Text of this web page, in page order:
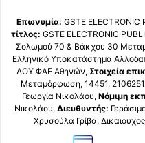
Επωνυμία: GSTE ELECTRONIC
τίτλος: GSTE ELECTRONIC
Σολωμού 70 & Βάκχου 30
Ελληνικό Υποκατάστημα
ΔΟΥ ΦΑΕ Αθηνών, Στοιχεία
Μεταμόρφωση, 14451,
Γεωργία Νικολάου, Νόμιμη
Νικολάου, Διευθυντής:
Χρυσούλα Γρίβα,